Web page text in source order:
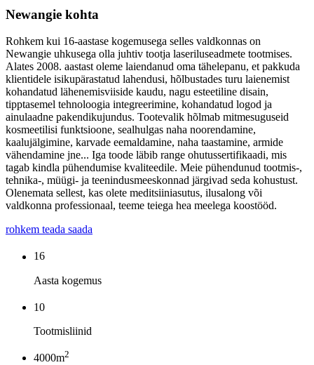
Newangie kohta
Rohkem kui 16-aastase kogemusega selles valdkonnas on
Newangie uhkusega olla juhtiv tootja laseriluseadmete tootmises.
Alates 2008. aastast oleme laiendanud oma tähelepanu, et pakkuda
klientidele isikupärastatud lahendusi, hõlbustades turu laienemist
kohandatud lähenemisviiside kaudu, nagu esteetiline disain,
tipptasemel tehnoloogia integreerimine, kohandatud logod ja
ainulaadne pakendikujundus. Tootevalik hõlmab mitmesuguseid
kosmeetilisi funktsioone, sealhulgas naha noorendamine,
kaalujälgimine, karvade eemaldamine, naha taastamine, armide
vähendamine jne... Iga toode läbib range ohutussertifikaadi, mis
tagab kindla pühendumise kvaliteedile. Meie pühendunud tootmis-,
tehnika-, müügi- ja teenindusmeeskonnad järgivad seda kohustust.
Olenemata sellest, kas olete meditsiiniasutus, ilusalong või
valdkonna professionaal, teeme teiega hea meelega koostööd.
rohkem teada saada
16
Aasta kogemus
10
Tootmisliinid
4000m2